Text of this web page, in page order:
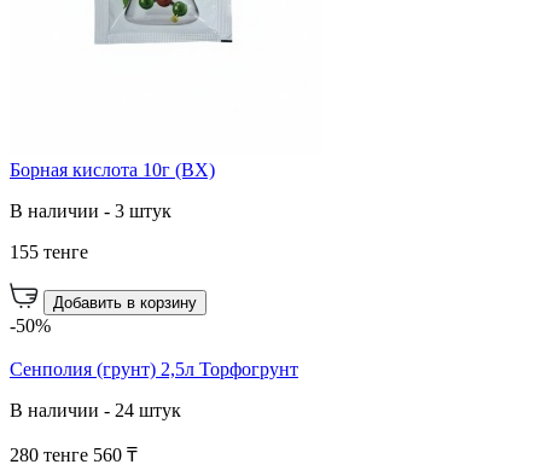
Борная кислота 10г (ВХ)
В наличии - 3 штук
155 тенге
Добавить в корзину
-50%
Сенполия (грунт) 2,5л Торфогрунт
В наличии - 24 штук
280 тенге 560 ₸